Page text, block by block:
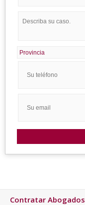
Contratar Abogados